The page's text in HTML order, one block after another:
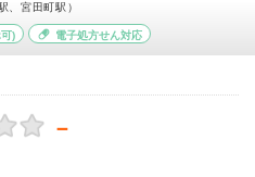
、宮田町駅）
) 電子処方せん対応
－